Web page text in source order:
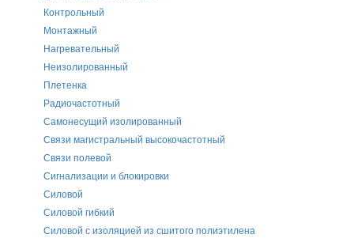
Контрольный
Монтажный
Нагревательный
Неизолированный
Плетенка
Радиочастотный
Самонесущий изолированный
Связи магистральный высокочастотный
Связи полевой
Сигнализации и блокировки
Силовой
Силовой гибкий
Силовой с изоляцией из сшитого полиэтилена